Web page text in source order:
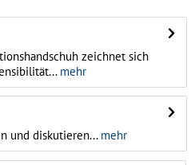
zeichnet sich
mehr
und diskutieren...mehr